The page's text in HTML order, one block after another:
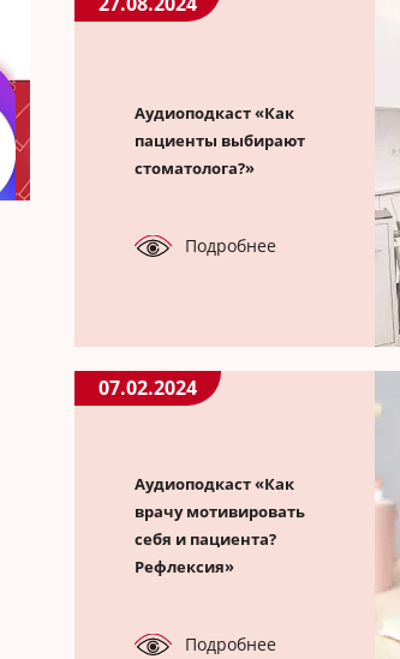
Аудиоподкаст «Как
пациенты выбирают
стоматолога?»
Подробнее
07.02.2024
Аудиоподкаст «Как
врачу мотивировать
себя и пациента?
Рефлексия»
Подробнее